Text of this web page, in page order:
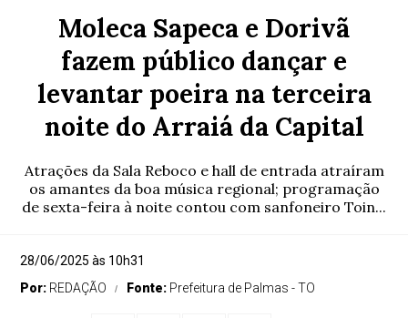
Moleca Sapeca e Dorivã
fazem público dançar e
levantar poeira na terceira
noite do Arraiá da Capital
Atrações da Sala Reboco e hall de entrada atraíram
os amantes da boa música regional; programação
de sexta-feira à noite contou com sanfoneiro Toin...
28/06/2025 às 10h31
Por: REDAÇÃO Fonte: Prefeitura de Palmas - TO